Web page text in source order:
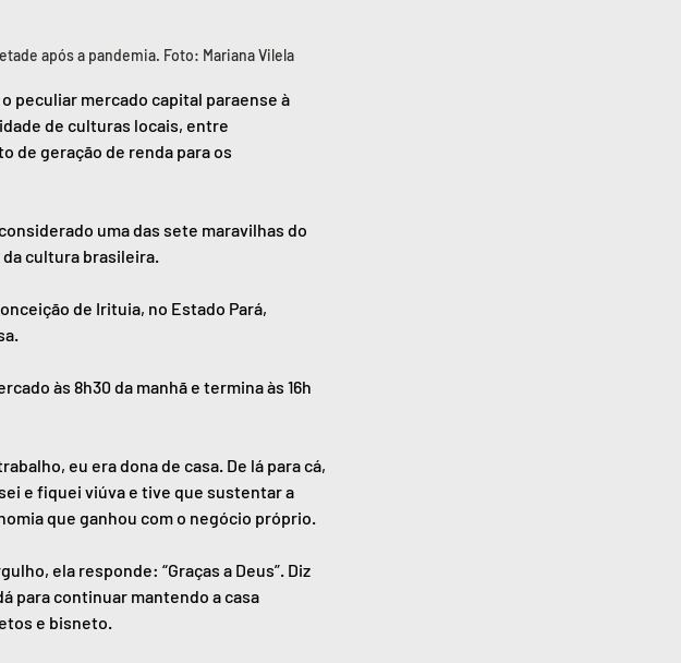
após a pandemia. Foto: Mariana Vilela
peculiar mercado capital paraense à
de culturas locais, entre
de geração de renda para os
uma das sete maravilhas do
cultura brasileira.
de Irituia, no Estado Pará,
às 8h30 da manhã e termina às 16h
eu era dona de casa. De lá para cá,
e fiquei viúva e tive que sustentar a
que ganhou com o negócio próprio.
ela responde: “Graças a Deus”. Diz
para continuar mantendo a casa
e bisneto.